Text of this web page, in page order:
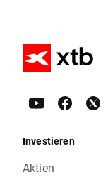
Investieren
Aktien